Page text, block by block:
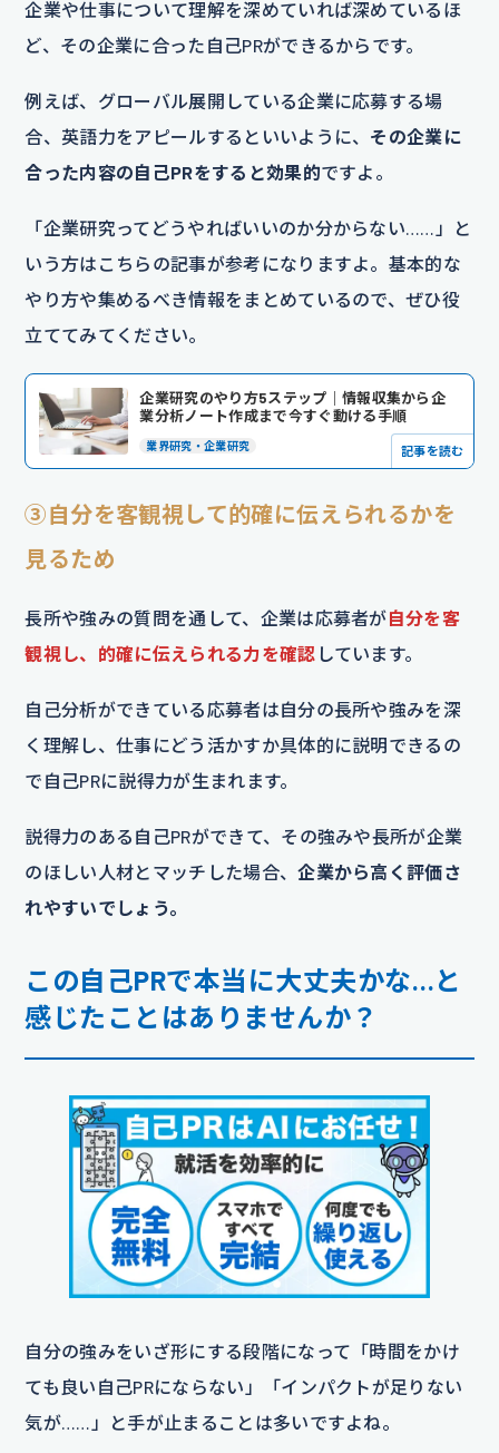
企業や仕事について理解を深めていれば深めているほ
ど、その企業に合った自己PRができるからです。
例えば、グローバル展開している企業に応募する場
合、英語力をアピールするといいように、 その企業に
合った内容の自己PRをすると効果的ですよ。
「企業研究ってどうやればいいのか分からない……」と
いう方はこちらの記事が参考になりますよ。基本的な
やり方や集めるべき情報をまとめているので、ぜひ役
立ててみてください。
企業研究のやり方5ステップ｜情報収集から企
業分析ノート作成まで今すぐ動ける手順
業界研究・企業研究 記事を読む
③自分を客観視して的確に伝えられるかを
見るため
長所や強みの質問を通して、企業は応募者が自分を客
観視し、的確に伝えられる力を確認 しています。
自己分析ができている応募者は自分の長所や強みを深
く理解し、仕事にどう活かすか具体的に説明できるの
で自己PRに説得力が生まれます。
説得力のある自己PRができて、その強みや長所が企業
のほしい人材とマッチした場合、企業から高く評価さ
れやすいでしょう。
この自己PRで本当に大丈夫かな…と
感じたことはありませんか？
自分の強みをいざ形にする段階になって「時間をかけ
ても良い自己PRにならない」「インパクトが足りない
気が……」と手が止まることは多いですよね。